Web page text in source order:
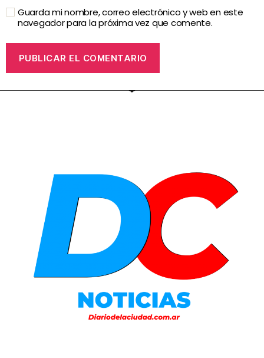
Guarda mi nombre, correo electrónico y web en este
navegador para la próxima vez que comente.